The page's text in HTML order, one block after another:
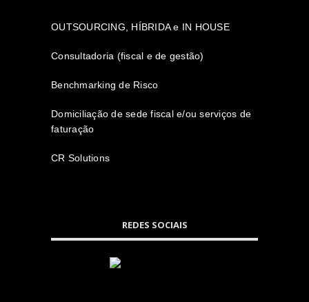
OUTSOURCING, HÍBRIDA e IN HOUSE
Consultadoria (fiscal e de gestão)
Benchmarking de Risco
Domiciliação de sede fiscal e/ou serviços de
faturação
CR Solutions
REDES SOCIAIS